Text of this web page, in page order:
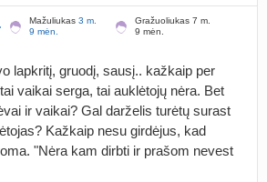
Mažuliukas 3 m.
9 mėn.
Gražuoliukas 7 m.
9 mėn.
lapkritį, gruodį, sausį.. kažkaip per
vaikai serga, tai auklėtojų nėra. Bet
ir vaikai? Gal darželis turėtų surast
Kažkaip nesu girdėjus, kad
"Nėra kam dirbti ir prašom nevest